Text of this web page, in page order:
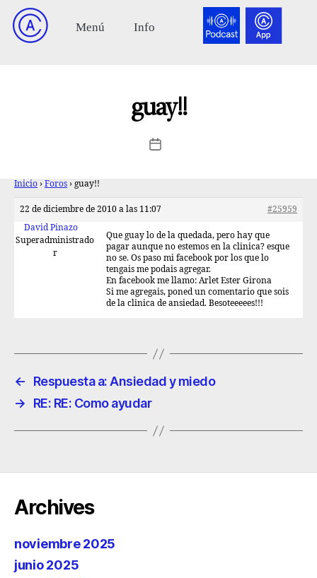
guay!!
Inicio › Foros › guay!!
22 de diciembre de 2010 a las 11:07
#25959
David Pinazo
Superadministrado
r
Que guay lo de la quedada, pero hay que
pagar aunque no estemos en la clinica? esque
no se. Os paso mi facebook por los que lo
tengais me podais agregar.
En facebook me llamo: Arlet Ester Girona
Si me agregais, poned un comentario que sois
de la clinica de ansiedad. Besoteeeees!!!
←
Respuesta a: Ansiedad y miedo
→
RE: RE: Como ayudar
Archives
noviembre 2025
junio 2025